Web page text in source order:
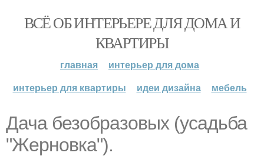
ВСЁ ОБ ИНТЕРЬЕРЕ ДЛЯ ДОМА И
КВАРТИРЫ
главная
интерьер для дома
интерьер для квартиры
идеи дизайна мебель
Дача безобразовых (усадьба
"Жерновка").